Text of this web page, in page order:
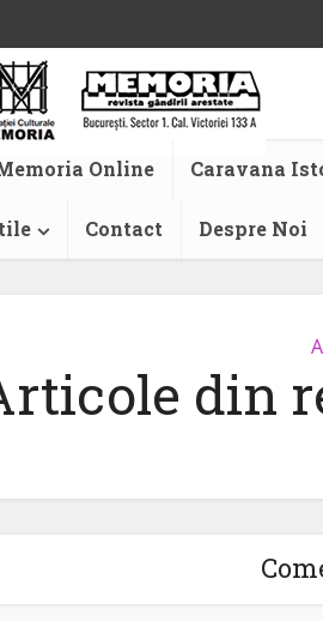
Online Caravana
Contact Despre Noi
din